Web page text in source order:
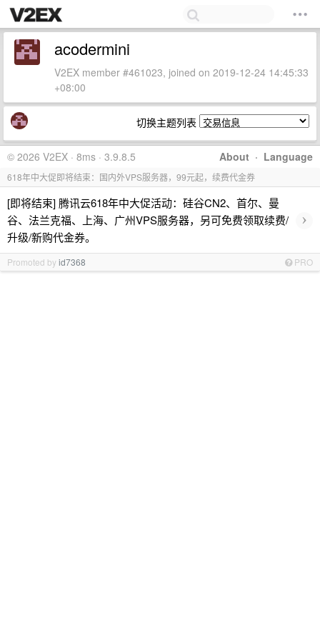
acodermini
V2EX member #461023, joined on 2019-12-24 14:45:33
+08:00
切换主题列表
About · Language
© 2026 V2EX · 8ms · 3.9.8.5
618年中大促即将结束：国内外VPS服务器，99元起，续费代金券
[即将结束] 腾讯云618年中大促活动：硅谷CN2、首尔、曼
谷、法兰克福、上海、广州VPS服务器，另可免费领取续费/
升级/新购代金券。
›
Promoted byid7368 PRO